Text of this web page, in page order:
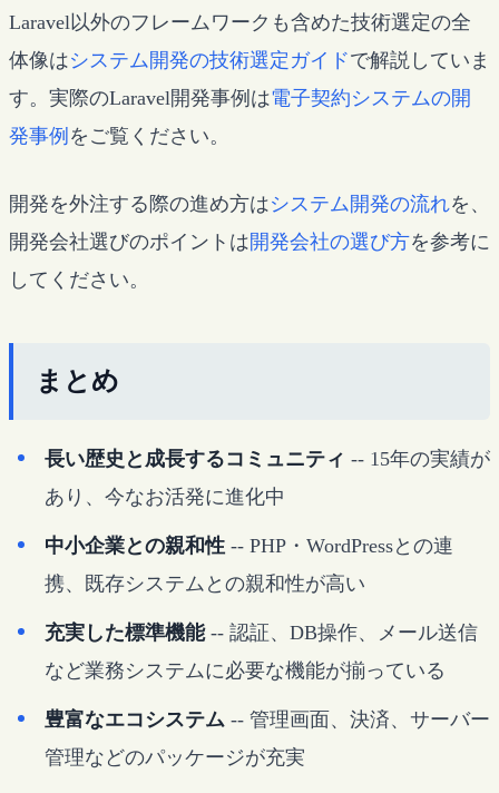
Laravel以外のフレームワークも含めた技術選定の全
体像はシステム開発の技術選定ガイドで解説していま
す。実際のLaravel開発事例は電子契約システムの開
発事例 をご覧ください。
開発を外注する際の進め方はシステム開発の流れを、
開発会社選びのポイントは開発会社の選び方を参考に
してください。
まとめ
長い歴史と成長するコミュニティ -- 15年の実績が
あり、今なお活発に進化中
中小企業との親和性 -- PHP・WordPressとの連
携、既存システムとの親和性が高い
充実した標準機能-- 認証、DB操作、メール送信
など業務システムに必要な機能が揃っている
豊富なエコシステム -- 管理画面、決済、サーバー
管理などのパッケージが充実